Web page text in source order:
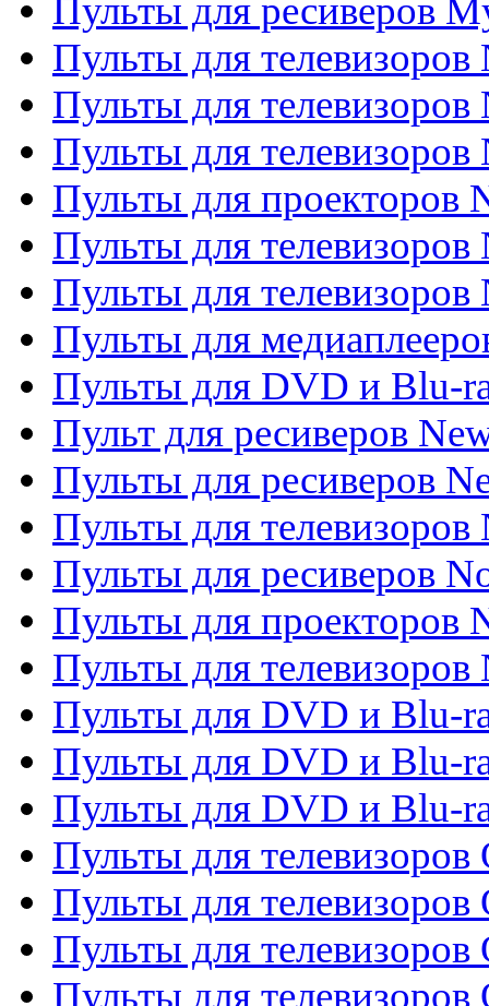
Пульты для ресиверов
Пульты для телевизоров
Пульты для телевизоров
Пульты для телевизоров
Пульты для проекторов
Пульты для телевизоров
Пульты для телевизоров
Пульты для
Пульты для DVD и Blu-
Пульт для ресиверов
Пульты для ресиверов
Пульты для телевизоров
Пульты для ресиверов
Пульты для проекторов
Пульты для телевизоров
Пульты для DVD и Blu-
Пульты для DVD и Blu-
Пульты для DVD и Blu-
Пульты для телевизоров
Пульты для телевизоров
Пульты для телевизоров
Пульты для телевизоров